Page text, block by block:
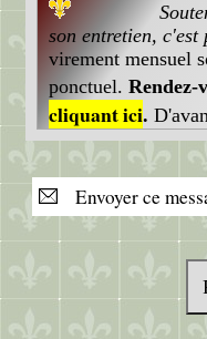
son entretien, c'est
virement mensuel
ponctuel. Rendez-
cliquant ici.
Envoyer ce